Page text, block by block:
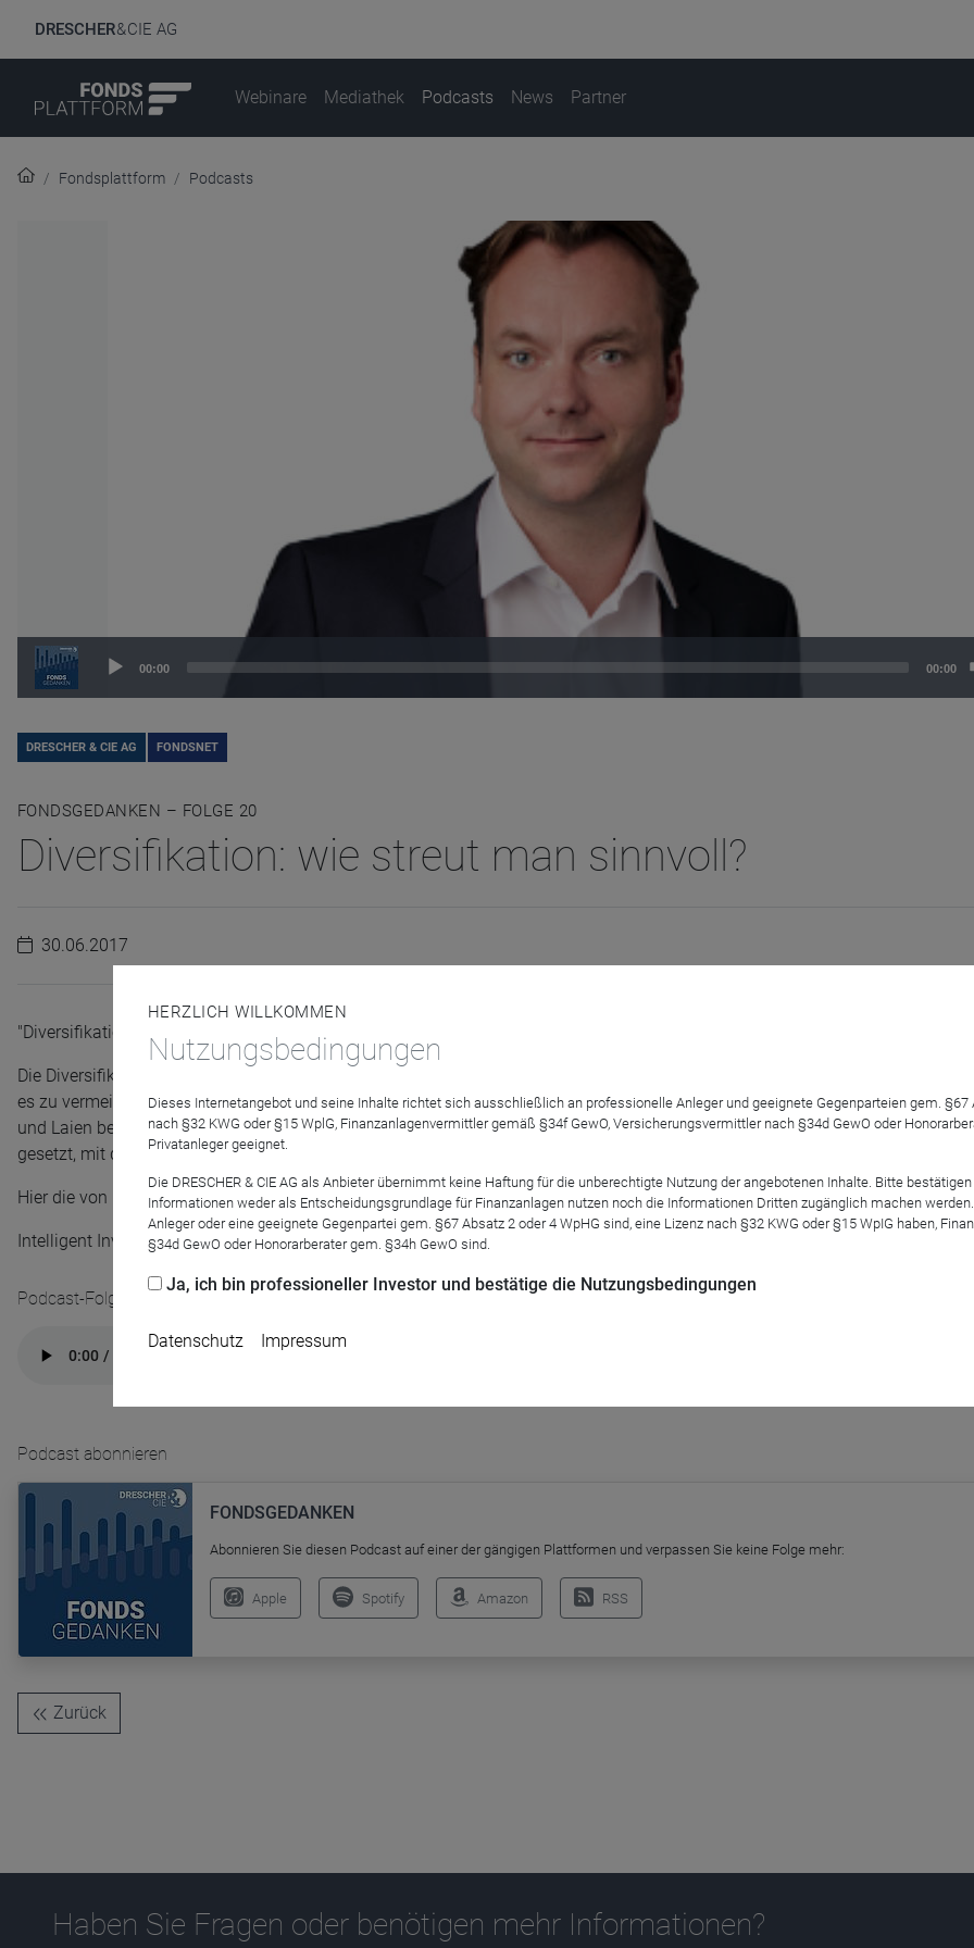
DRESCHER& CIE AG
Webinare Mediathek Podcasts News Partner
Fondsplattform Podcasts
Audio
00:00 00:00
DRESCHER & CIE AG FONDSNET
FONDSGEDANKEN – FOLGE 20
Diversifikation: wie streut man sinnvoll?
30.06.2017
"Diversifikation: wie streut man sinnvoll?" mit Michael Weisz, Business Development Manager des Maklerpools Fondsnet
Die Diversifikation soll helfen, Risiken zu streuen und zu minimeren. Aber wie streut man sinnvoll? Worauf kommt es an?
es zu vermeiden, damit sich der Investor nicht sicherer fühlt als er tatsächlich ist? Welcher Instrumente und Techniken
und Laien bedienen, um die Korrelationen ihrer Investments zu überwachen? Und schließlich, welche Grenzen sind der
gesetzt, mit denen man leben muss?
Hier die von Herrn Weisz empfohlene Lektüre (Buch):
Intelligent Investieren: Der Bestseller über die richtige Anlagestrategie von Benjamin Graham ISBN-13: 978-3898798273
Podcast-Folge anhören
Podcast abonnieren
FONDSGEDANKEN
Abonnieren Sie diesen Podcast auf einer der gängigen Plattformen und verpassen Sie keine Folge mehr:
Apple Spotify Amazon RSS
Zurück
Haben Sie Fragen oder benötigen mehr Informationen?
HERZLICH WILLKOMMEN
Nutzungsbedingungen
Dieses Internetangebot und seine Inhalte richtet sich ausschließlich an professionelle Anleger und geeignete Gegenparteien gem.
nach §32 KWG oder §15 WplG, Finanzanlagenvermittler gemäß §34f GewO, Versicherungsvermittler nach §34d GewO oder
Privatanleger geeignet.
Die DRESCHER & CIE AG als Anbieter übernimmt keine Haftung für die unberechtigte Nutzung der angebotenen Inhalte. Bitte
Informationen weder als Entscheidungsgrundlage für Finanzanlagen nutzen noch die Informationen Dritten zugänglich machen
Anleger oder eine geeignete Gegenpartei gem. §67 Absatz 2 oder 4 WpHG sind, eine Lizenz nach §32 KWG oder §15 WpIG haben,
§34d GewO oder Honorarberater gem. §34h GewO sind.
Ja, ich bin professioneller Investor und bestätige die Nutzungsbedingungen
Datenschutz Impressum
Name
CPref
Anbieter
D&C
Zweck